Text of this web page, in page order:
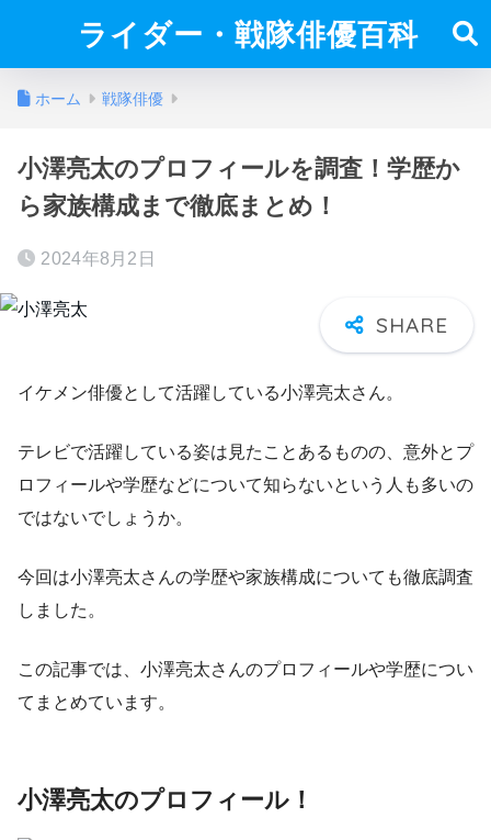
ライダー・戦隊俳優百科
ホーム 戦隊俳優
小澤亮太のプロフィールを調査！学歴か
ら家族構成まで徹底まとめ！
2024年8月2日
イケメン俳優として活躍している小澤亮太さん。
テレビで活躍している姿は見たことあるものの、意外とプ
ロフィールや学歴などについて知らないという人も多いの
ではないでしょうか。
今回は小澤亮太さんの学歴や家族構成についても徹底調査
しました。
この記事では、小澤亮太さんのプロフィールや学歴につい
てまとめています。
小澤亮太のプロフィール！